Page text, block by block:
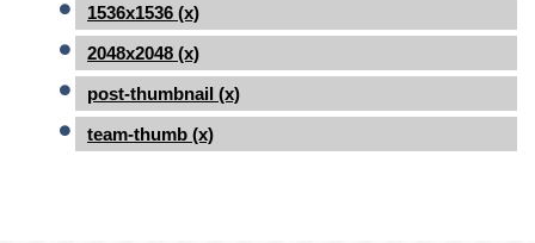
1536x1536 (x)
2048x2048 (x)
post-thumbnail (x)
team-thumb (x)